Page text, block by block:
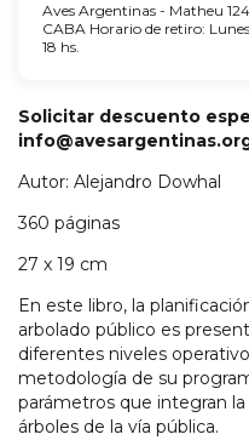
Aves Argentinas - Matheu
CABA Horario de retiro: Lunes
18 hs.
Solicitar descuento
Autor: Alejandro Dowhal
360 páginas
27 x 19 cm
En este libro, la
arbolado público es
diferentes niveles
metodología de su
parámetros que integran
árboles de la vía pública.